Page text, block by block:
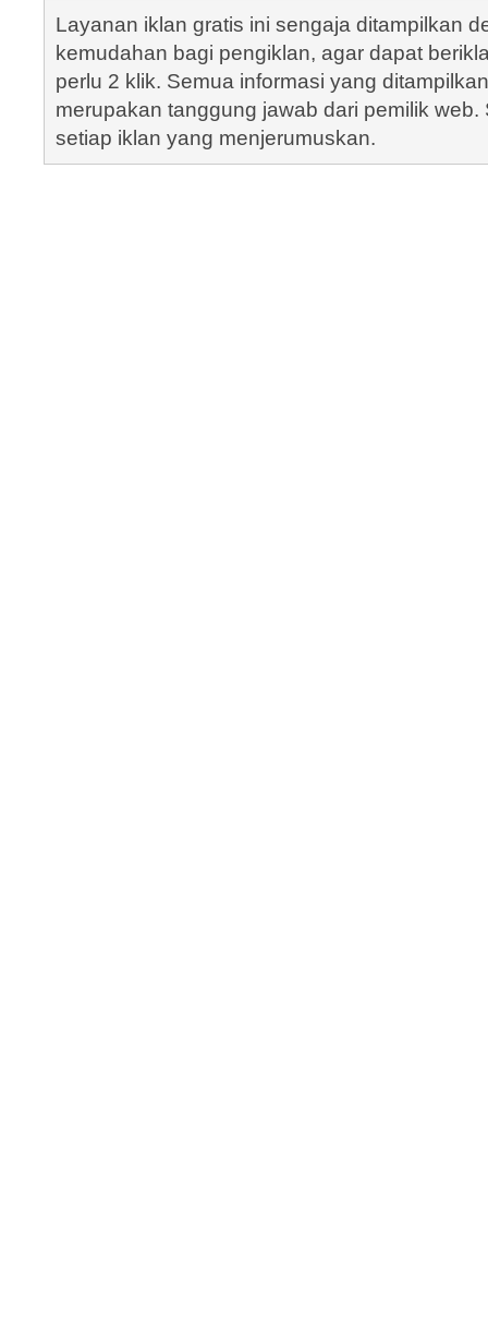
Layanan iklan gratis ini sengaja ditampilkan
kemudahan bagi pengiklan, agar dapat
perlu 2 klik. Semua informasi yang
merupakan tanggung jawab dari pemilik
setiap iklan yang menjerumuskan.